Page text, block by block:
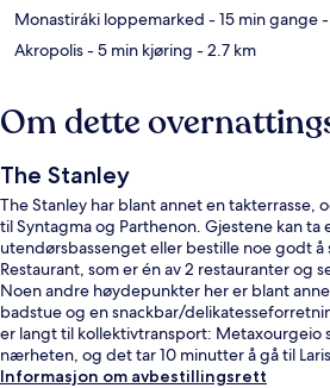
Monastiráki loppemarked - 15 min gange
Akropolis- 5 min kjøring - 2.7 km
Om dette
The Stanley
The Stanley har blant annet en takterrasse,
til Syntagma og Parthenon. Gjestene kan ta
utendørsbassenget eller bestille noe godt å
Restaurant, som er én av 2 restauranter og
Noen andre høydepunkter her er blant
badstue og en snackbar/
er langt til kollektivtransport: Metaxourgeio
nærheten, og det tar 10 minutter å gå til
Informasjon om avbestillingsrett